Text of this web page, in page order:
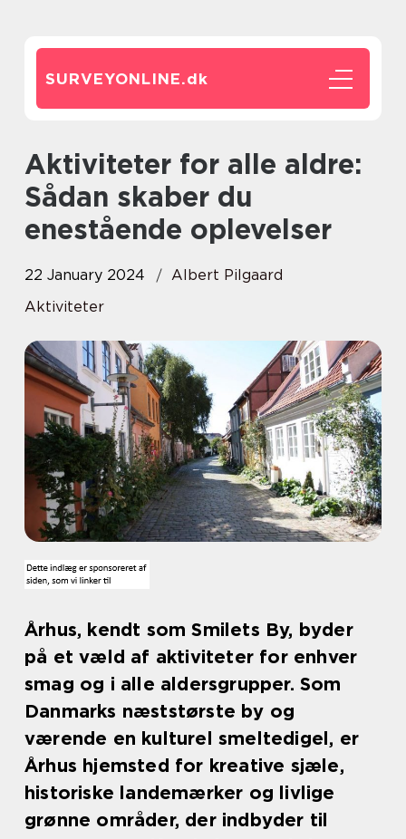
SURVEYONLINE.dk
Aktiviteter for alle aldre:
Sådan skaber du
enestående oplevelser
22 January 2024
Albert Pilgaard
Aktiviteter
Århus, kendt som Smilets By, byder
på et væld af aktiviteter for enhver
smag og i alle aldersgrupper. Som
Danmarks næststørste by og
værende en kulturel smeltedigel, er
Århus hjemsted for kreative sjæle,
historiske landemærker og livlige
grønne områder, der indbyder til